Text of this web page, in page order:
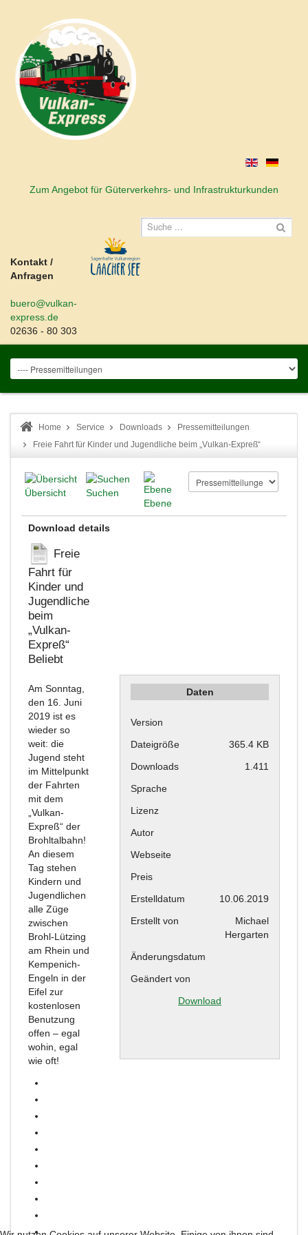
Zum Angebot für Güterverkehrs- und Infrastrukturkunden
Kontakt /
Anfragen
buero@vulkan-
express.de
02636 - 80 303
Home Service Downloads
Pressemitteilungen
Freie Fahrt für Kinder und Jugendliche beim „Vulkan-Expreß“
Übersicht
Suchen
Ebene
Download details
Freie
Fahrt für
Kinder und
Jugendliche
beim
„Vulkan-
Expreß“
Beliebt
Am Sonntag,
den 16. Juni
2019 ist es
wieder so
weit: die
Jugend steht
im Mittelpunkt
der Fahrten
mit dem
„Vulkan-
Expreß“ der
Brohltalbahn!
An diesem
Tag stehen
Kindern und
Jugendlichen
alle Züge
zwischen
Brohl-Lützing
am Rhein und
Kempenich-
Engeln in der
Eifel zur
kostenlosen
Benutzung
offen – egal
wohin, egal
wie oft!
Daten
Version
Dateigröße
365.4 KB
Downloads
1.411
Sprache
Lizenz
Autor
Webseite
Preis
Erstelldatum
10.06.2019
Erstellt von
Michael
Hergarten
Änderungsdatum
Geändert von
Download